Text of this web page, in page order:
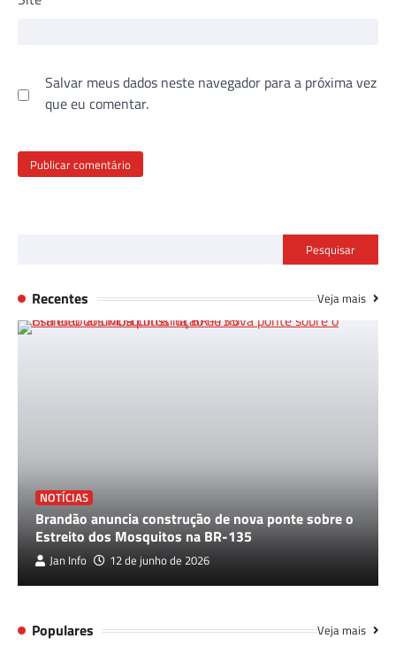
Salvar meus dados neste navegador para a próxima vez
que eu comentar.
Pesquisar
Recentes Veja mais
NOTÍCIAS
Brandão anuncia construção de nova ponte sobre o
Estreito dos Mosquitos na BR-135
Jan Info 12 de junho de 2026
Populares Veja mais